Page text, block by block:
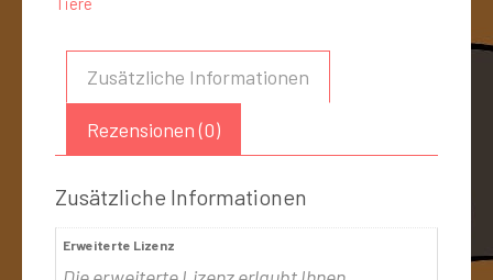
Zusätzliche Informationen
Rezensionen (0)
Zusätzliche Informationen
Erweiterte Lizenz